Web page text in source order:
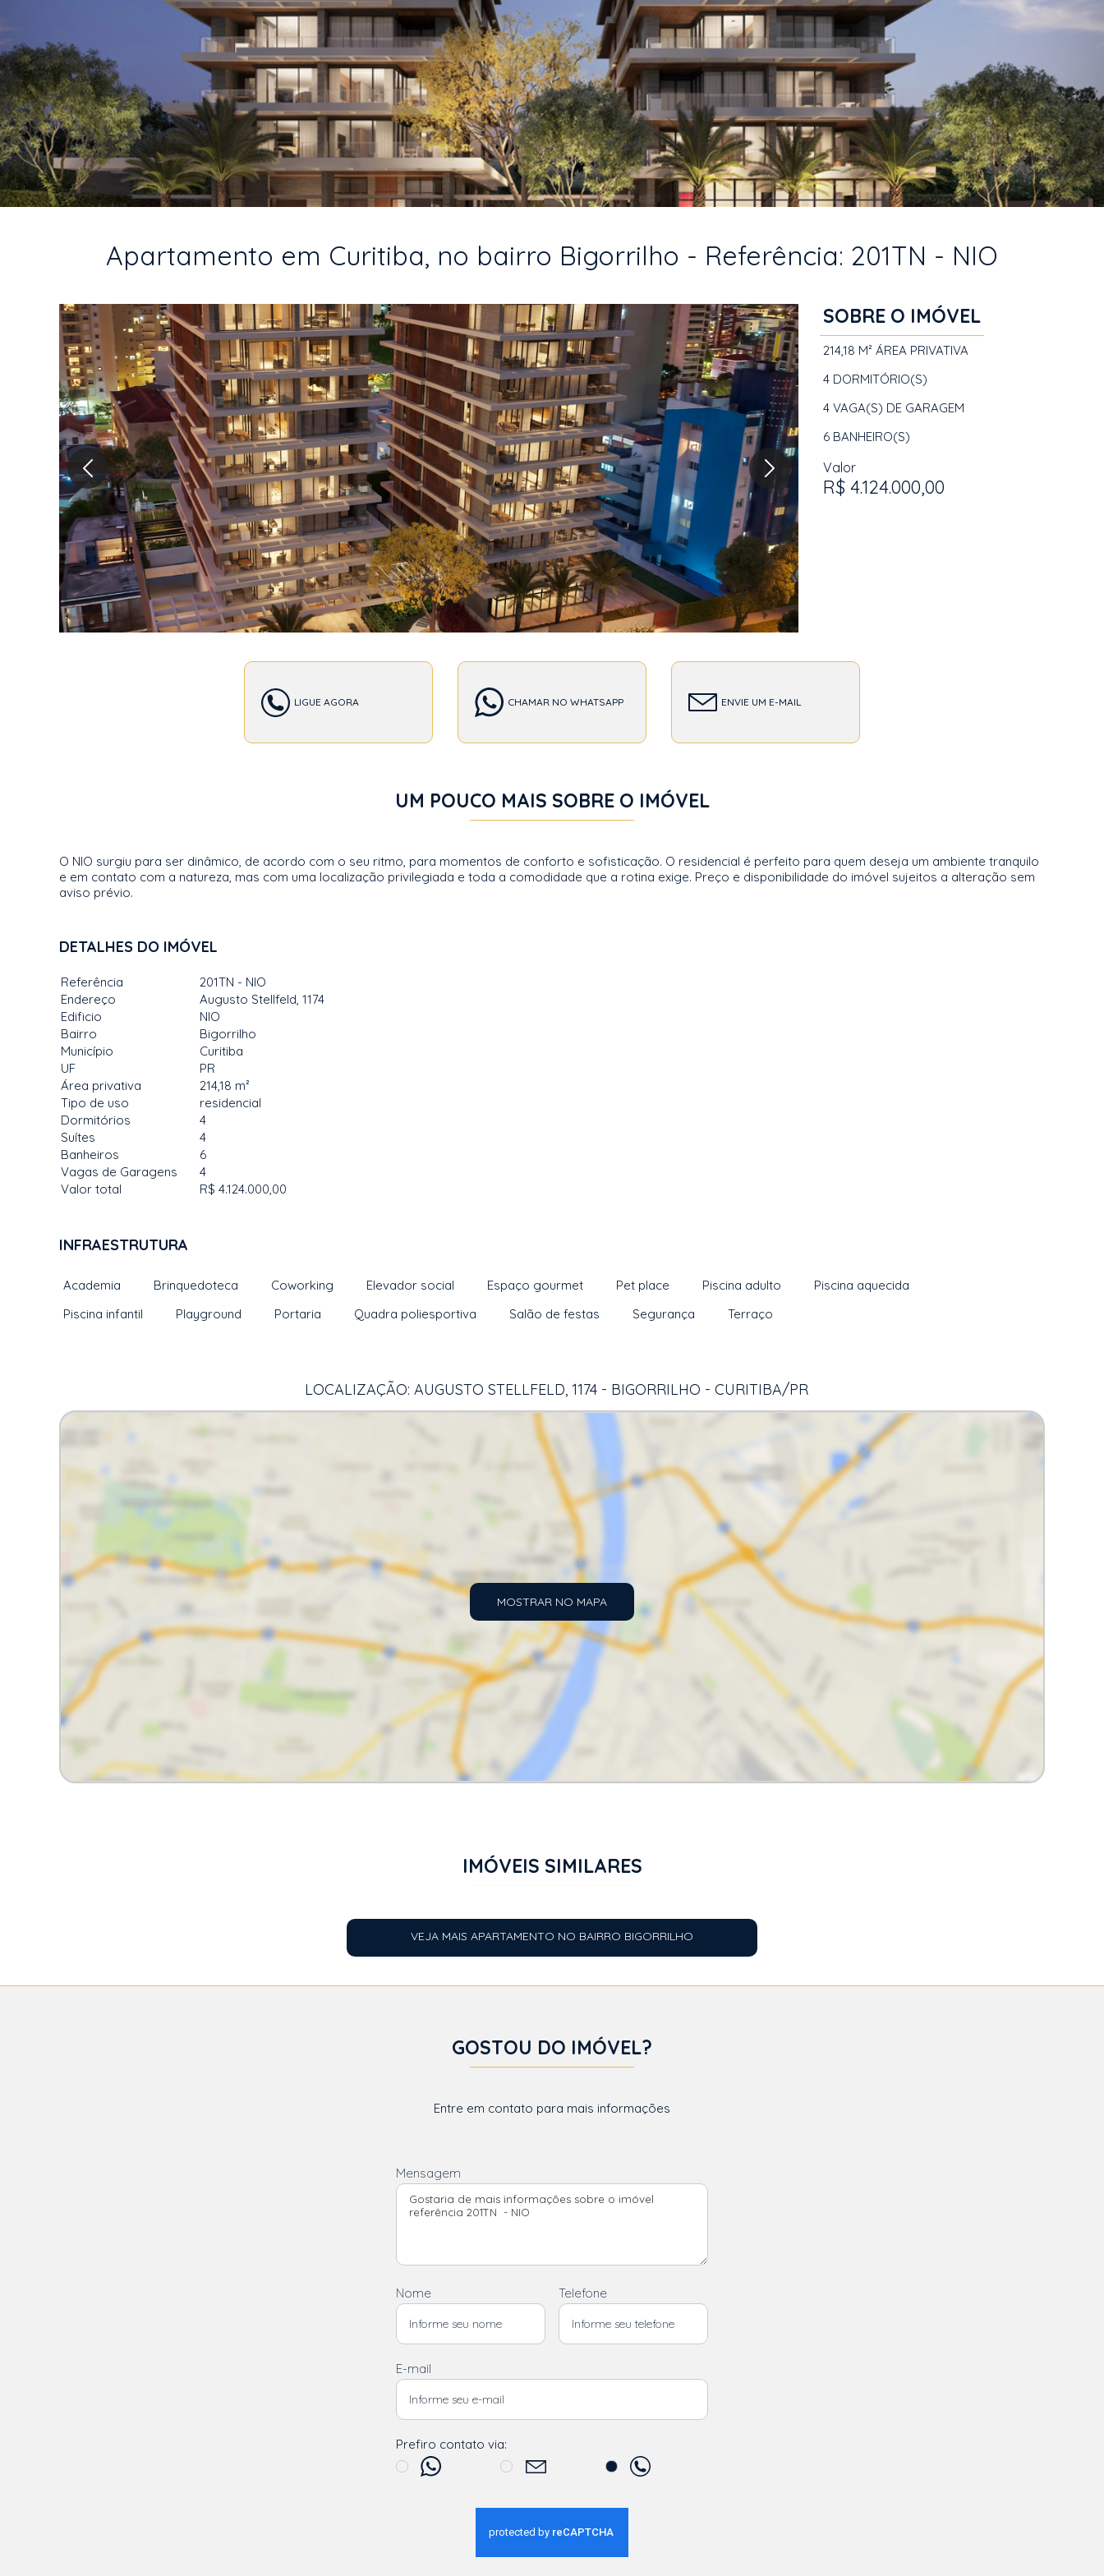
Apartamento em Curitiba, no bairro Bigorrilho - Referência: 201TN - NIO
NEXT
SOBRE O IMÓVEL
214,18 M² ÁREA PRIVATIVA
4 DORMITÓRIO(S)
4 VAGA(S) DE GARAGEM
6 BANHEIRO(S)
Valor
R$ 4.124.000,00
LIGUE AGORA CHAMAR NO WHATSAPP ENVIE UM E-MAIL
UM POUCO MAIS SOBRE O IMÓVEL
O NIO surgiu para ser dinâmico, de acordo com o seu ritmo, para momentos de conforto e sofisticação. O residencial é perfeito para quem deseja um ambiente tranquilo
e em contato com a natureza, mas com uma localização privilegiada e toda a comodidade que a rotina exige. Preço e disponibilidade do imóvel sujeitos a alteração sem
aviso prévio.
DETALHES DO IMÓVEL
Referência
201TN - NIO
Endereço
Augusto Stellfeld, 1174
Edificio
NIO
Bairro
Bigorrilho
Município
Curitiba
UF
PR
Área privativa
214,18 m²
Tipo de uso
residencial
Dormitórios
4
Suítes
4
Banheiros
6
Vagas de Garagens
4
Valor total
R$ 4.124.000,00
INFRAESTRUTURA
Academia Brinquedoteca Coworking Elevador social Espaço gourmet Pet place Piscina adulto
Piscina aquecida
Piscina infantil
Playground Portaria Quadra poliesportiva Salão de festas Segurança Terraço
LOCALIZAÇÃO: AUGUSTO STELLFELD, 1174 - BIGORRILHO - CURITIBA/PR
MOSTRAR NO MAPA
IMÓVEIS SIMILARES
VEJA MAIS APARTAMENTO NO BAIRRO BIGORRILHO
GOSTOU DO IMÓVEL?
Entre em contato para mais informações
Mensagem
Nome Telefone
E-mail
Prefiro contato via: